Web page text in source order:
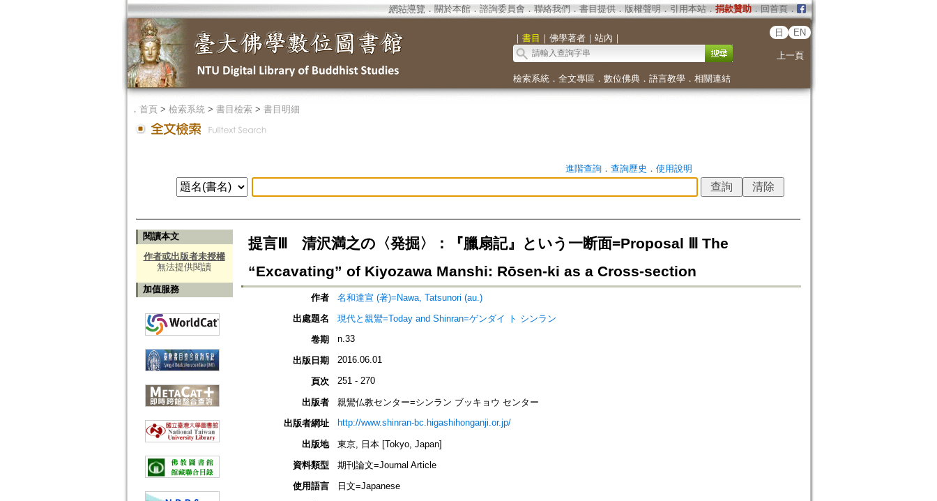
網站導覽 ． 關於本館． 諮詢委員會． 聯絡我們 ． 書目提供． 版權聲明 ． 引用本站． 捐款贊助．回首頁．
｜ 書目 ｜ 佛學著者｜ 站內 ｜
日 EN
上一頁
檢索系統． 全文專區 ． 數位佛典． 語言教學． 相關連結
． 首頁> 檢索系統> 書目檢索> 書目明細
進階查詢． 查詢歷史 ． 使用說明
閱讀本文
作者或出版者未授權
無法提供閱讀
加值服務
提言Ⅲ 清沢満之の〈発掘〉：『臘扇記』という一断面=Proposal Ⅲ The
“Excavating” of Kiyozawa Manshi: Rōsen-ki as a Cross-section
作者
名和達宣 (著)=Nawa, Tatsunori (au.)
出處題名
現代と親鸞=Today and Shinran=ゲンダイ ト シンラン
卷期
n.33
出版日期 2016.06.01
頁次 251 - 270
出版者
親鸞仏教センター=シンラン ブッキョウ センター
出版者網址
http://www.shinran-bc.higashihonganji.or.jp/
出版地
東京, 日本 [Tokyo, Japan]
資料類型
期刊論文=Journal Article
使用語言
日文=Japanese